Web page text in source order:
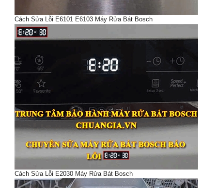
Cách Sửa Lỗi E6101 E6103 Máy Rửa Bát Bosch
Cách Sửa Lỗi E2030 Máy Rửa Bát Bosch